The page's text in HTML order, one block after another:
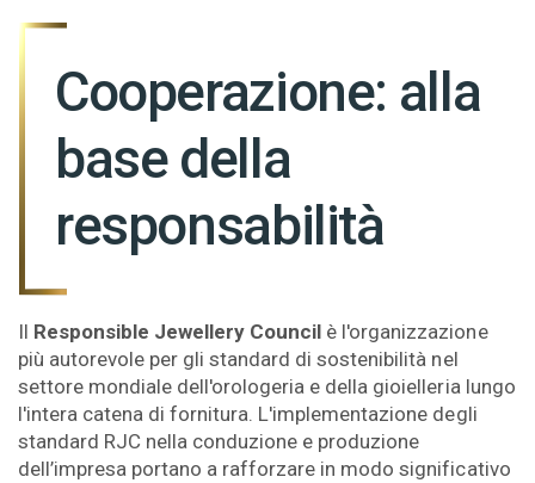
Cooperazione: alla
base della
responsabilità
Il Responsible Jewellery Council è l'organizzazione
più autorevole per gli standard di sostenibilità nel
settore mondiale dell'orologeria e della gioielleria lungo
l'intera catena di fornitura. L'implementazione degli
standard RJC nella conduzione e produzione
dell’impresa portano a rafforzare in modo significativo